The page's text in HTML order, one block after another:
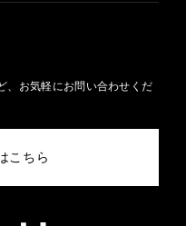
、お気軽にお問い合わせくだ
こちら